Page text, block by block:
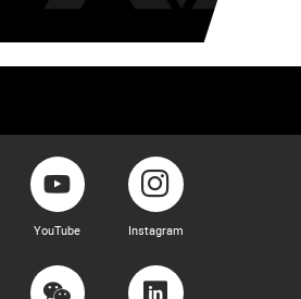
YouTube Instagram